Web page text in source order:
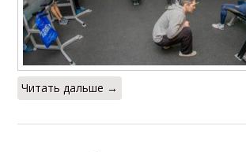
Читать дальше →